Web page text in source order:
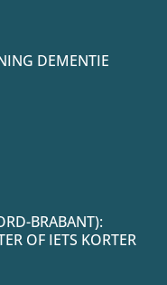
DEMENTIE
BRABANT):
OF IETS KORTER